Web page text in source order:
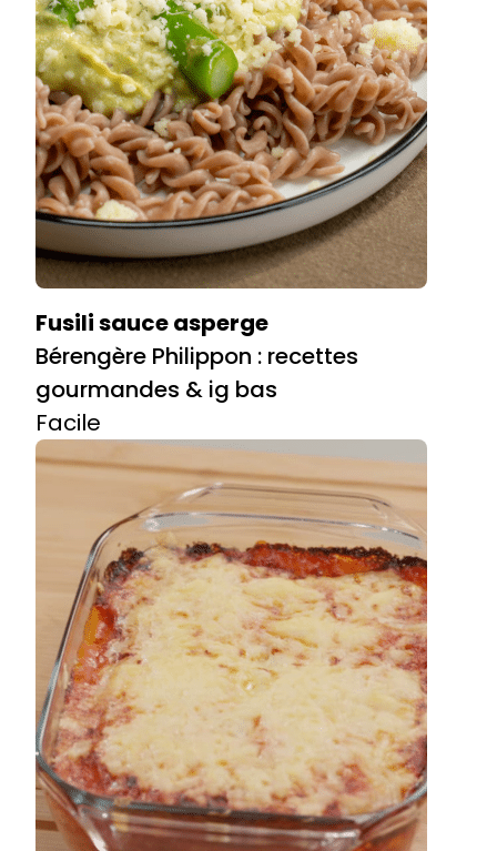
Fusili sauce asperge
Bérengère Philippon : recettes
gourmandes & ig bas
Facile